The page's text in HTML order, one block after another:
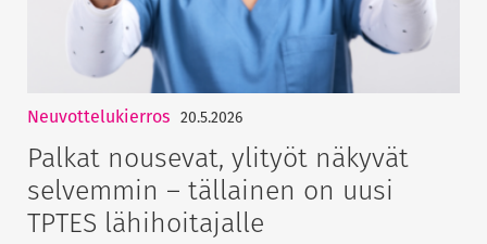
Neuvottelukierros 20.5.2026
Palkat nousevat, ylityöt näkyvät
selvemmin – tällainen on uusi
TPTES lähihoitajalle